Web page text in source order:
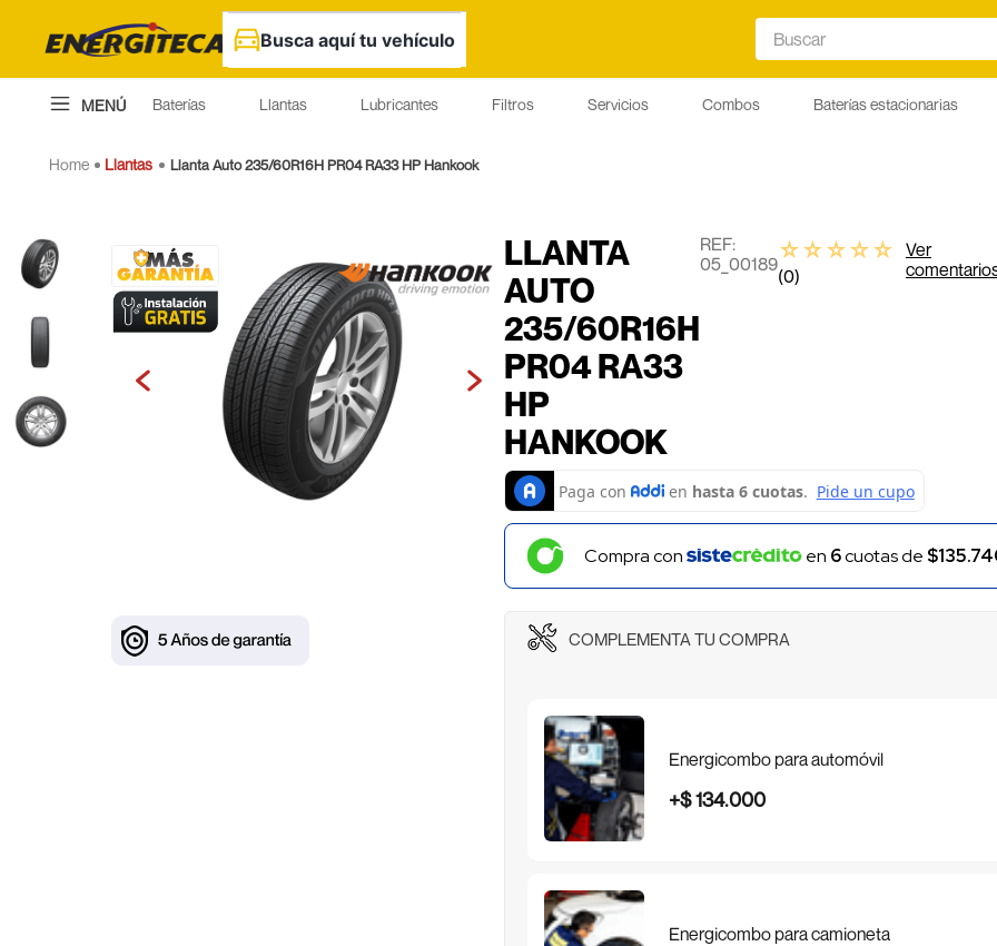
Busca aquí tu vehículo
Buscar
MENÚ Baterías Llantas Lubricantes Filtros Servicios Combos Baterías estacionarias
Llantas Llanta Auto 235/60R16H PR04 RA33 HP Hankook
LLANTA
AUTO
235/60R16H
PR04 RA33
HP
HANKOOK
:
05_00189☆☆☆☆☆
(0)
Ver
Compra con en 6cuotas de
COMPLEMENTA TU COMPRA
Energicombo para automóvil
+$134.000
Energicombo para camioneta